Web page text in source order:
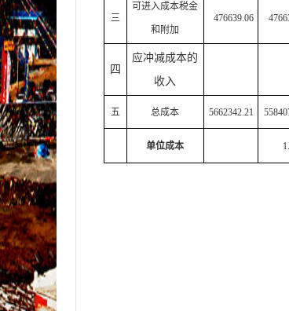
三
可进入成本税金
和附加
476639.06
四
应冲减成本的
收入
五 总成本 5662342.21
单位成本